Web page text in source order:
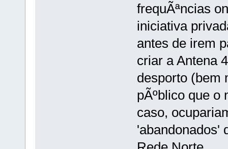
frequÃªncias
iniciativa
antes de irem
criar a Antena
desporto (bem
pÃºblico que o
caso,
'abandonados'